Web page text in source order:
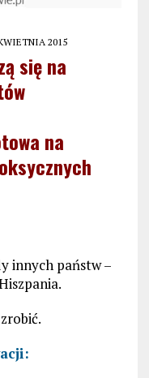
2015
się na
na
innych państw –